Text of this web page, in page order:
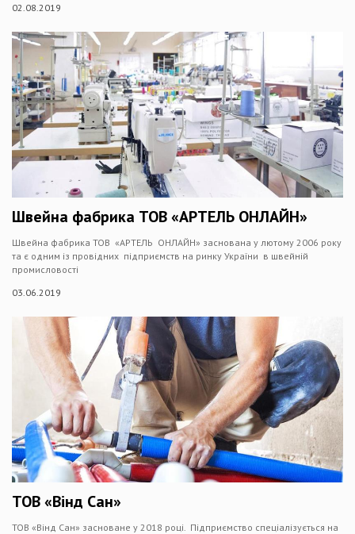
02.08.2019
Швейна фабрика ТОВ «АРТЕЛЬ ОНЛАЙН»
Швейна фабрика ТОВ «АРТЕЛЬ ОНЛАЙН» заснована у лютому 2006 року
та є одним із провідних підприємств на ринку України в швейній
промисловості
03.06.2019
ТОВ «Вінд Сан»
ТОВ «Вінд Сан» засноване у 2018 році. Підприємство спеціалізується на